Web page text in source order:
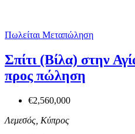
Πωλείται Μεταπώληση
Σπίτι (Βίλα) στην
προς πώληση
€2,560,000
Λεμεσός, Κύπρος